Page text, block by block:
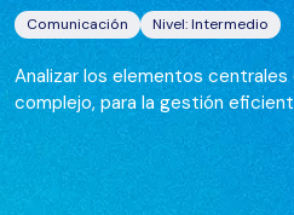
Comunicación Nivel: Intermedio
Analizar los elementos
complejo, para la gestión